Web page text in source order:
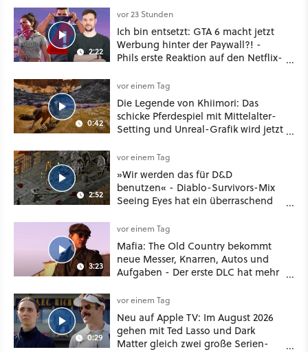
2:22
vor 23 Stunden
Ich bin entsetzt: GTA 6 macht jetzt
Werbung hinter der Paywall?! -
Phils erste Reaktion auf den Netflix-
0:42
vor einem Tag
Die Legende von Khiimori: Das
schicke Pferdespiel mit Mittelalter-
Setting und Unreal-Grafik wird jetzt
2:52
vor einem Tag
»Wir werden das für D&D
benutzen« - Diablo-Survivors-Mix
Seeing Eyes hat ein überraschend
3:23
vor einem Tag
Mafia: The Old Country bekommt
neue Messer, Knarren, Autos und
Aufgaben - Der erste DLC hat mehr
0:29
vor einem Tag
Neu auf Apple TV: Im August 2026
gehen mit Ted Lasso und Dark
Matter gleich zwei große Serien-